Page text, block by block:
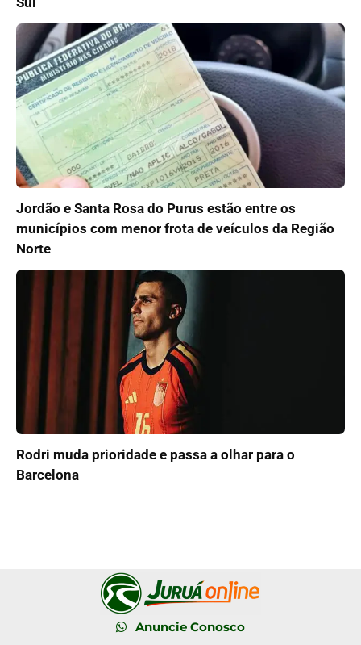
Jordão e Santa Rosa do Purus estão entre os
municípios com menor frota de veículos da Região
Norte
Rodri muda prioridade e passa a olhar para o
Barcelona
Anuncie Conosco